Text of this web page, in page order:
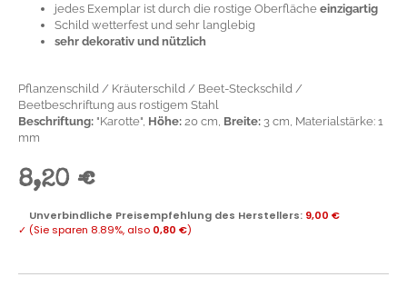
jedes Exemplar ist durch die rostige Oberfläche einzigartig
Schild wetterfest und sehr langlebig
sehr dekorativ und nützlich
Pflanzenschild / Kräuterschild / Beet-Steckschild /
Beetbeschriftung aus rostigem Stahl
Beschriftung: "Karotte", Höhe: 20 cm, Breite: 3 cm, Materialstärke: 1
mm
8,20 €
Unverbindliche Preisempfehlung des Herstellers: 9,00 €
✓ (Sie sparen 8.89%, also 0,80 €)